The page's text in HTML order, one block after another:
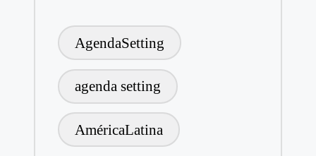
AgendaSetting
agenda setting
AméricaLatina